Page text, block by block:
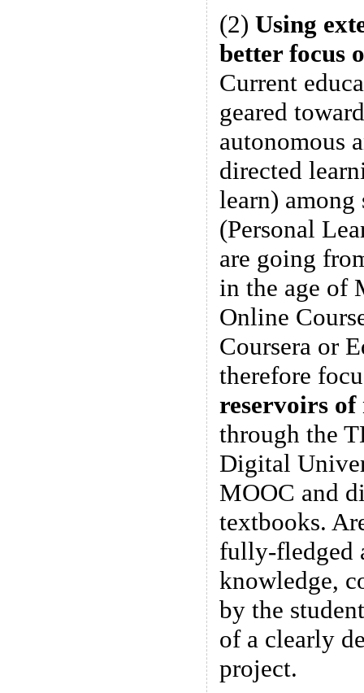
(2) Using
better focus
Current
geared
autonomous
directed
learn) among
(Personal
are going
in the age of
Online
Coursera or
therefore
reservoirs of
through the
Digital
MOOC and
textbooks.
fully-fledged
knowledge,
by the
of a clearly
project.